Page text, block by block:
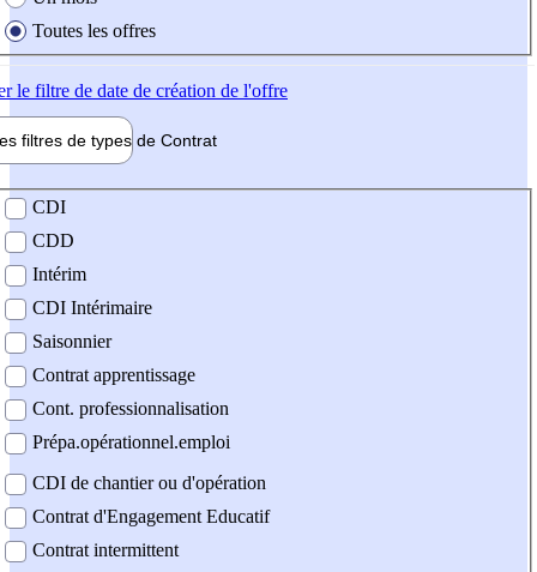
Toutes les offres
le filtre de date de création de l'offre
filtres de types de Contrat
contrat
CDI
CDD
Intérim
CDI Intérimaire
Saisonnier
Contrat apprentissage
Cont. professionnalisation
Prépa.opérationnel.emploi
CDI de chantier ou d'opération
Contrat d'Engagement Educatif
Contrat intermittent